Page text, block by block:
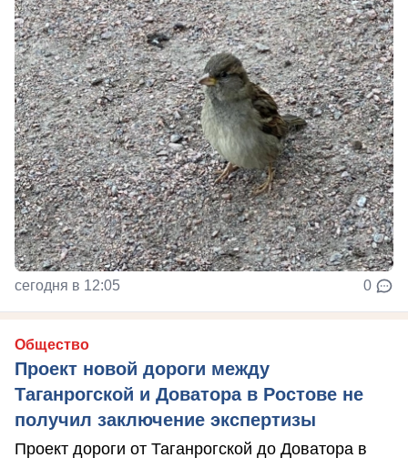
сегодня в 12:05 0
Общество
Проект новой дороги между
Таганрогской и Доватора в Ростове не
получил заключение экспертизы
Проект дороги от Таганрогской до Доватора в